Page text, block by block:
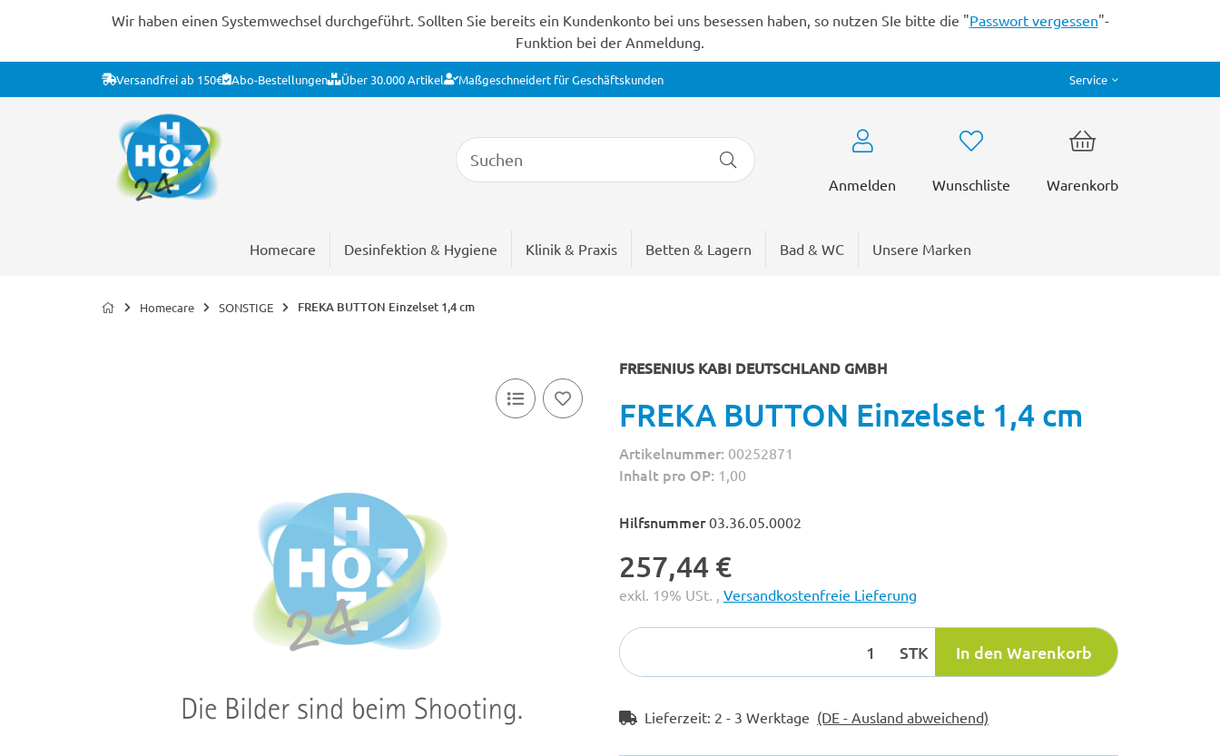
Wir haben einen Systemwechsel durchgeführt. Sollten Sie bereits ein Kundenkonto bei uns besessen haben, so nutzen SIe bitte die "Passwort vergessen"-
Funktion bei der Anmeldung.
Versandfrei ab 150€ Abo-Bestellungen Über 30.000 Artikel Maßgeschneidert für Geschäftskunden Service
Anmelden Wunschliste Warenkorb
Homecare Desinfektion & Hygiene Klinik & Praxis Betten & Lagern Bad & WC Unsere Marken
Homecare SONSTIGE FREKA BUTTON Einzelset 1,4 cm
FRESENIUS KABI DEUTSCHLAND GMBH
FREKA BUTTON Einzelset 1,4 cm
Artikelnummer: 00252871
Inhalt pro OP: 1,00
Hilfsnummer 03.36.05.0002
257,44 €
exkl. 19% USt. , Versandkostenfreie Lieferung
STK In den Warenkorb
Lieferzeit: 2 - 3 Werktage (DE - Ausland abweichend)